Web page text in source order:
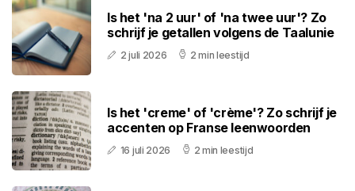
Is het 'na 2 uur' of 'na twee uur'? Zo
schrijf je getallen volgens de Taalunie
2 juli 2026 2 min leestijd
Is het 'creme' of 'crème'? Zo schrijf je
accenten op Franse leenwoorden
16 juli 2026 2 min leestijd